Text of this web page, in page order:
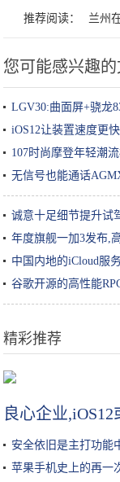
推荐阅读： 兰州
您可能感兴趣的
LGV30:曲面屏+骁龙
iOS12让装置速度更快
107时尚摩登年轻潮
无信号也能通话
诚意十足细节提升试
年度旗舰一加3发布,
中国内地的iCloud服
谷歌开源的高性能
精彩推荐
良心企业,iOS12
安全依旧是主打功能
苹果手机史上的再一